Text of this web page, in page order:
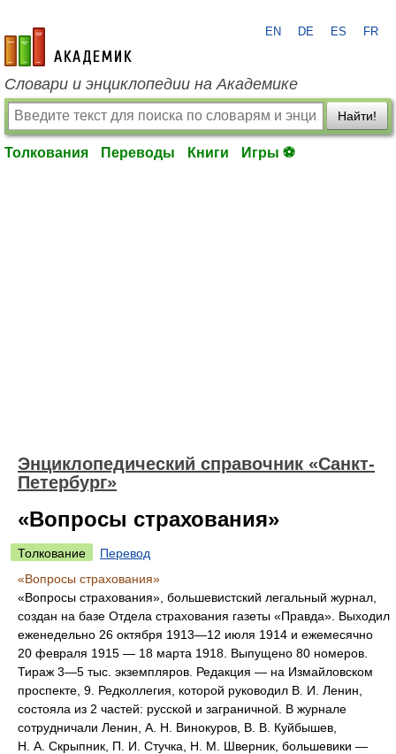
academic.ru
EN DE ES FR
Словари и энциклопедии на Академике
Найти!
Толкования Переводы Книги Игры ⚽
Энциклопедический справочник «Санкт-
Петербург»
«Вопросы страхования»
Толкование
Перевод
«Вопросы страхования»
«Вопросы страхования», большевистский легальный журнал,
создан на базе Отдела страхования газеты «Правда». Выходил
еженедельно 26 октября 1913—12 июля 1914 и ежемесячно
20 февраля 1915 — 18 марта 1918. Выпущено 80 номеров.
Тираж 3—5 тыс. экземпляров. Редакция — на Измайловском
проспекте, 9. Редколлегия, которой руководил В. И. Ленин,
состояла из 2 частей: русской и заграничной. В журнале
сотрудничали Ленин, А. Н. Винокуров, В. В. Куйбышев,
Н. А. Скрыпник, П. И. Стучка, Н. М. Шверник, большевики —